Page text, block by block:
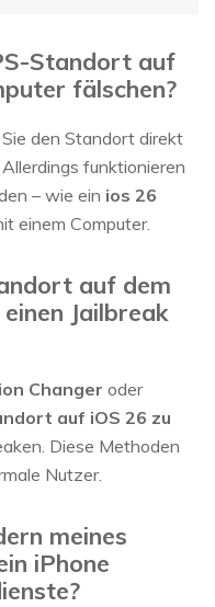
Standort auf
fälschen?
den Standort direkt
funktionieren
– wie ein ios 26
einem Computer.
auf dem
Jailbreak
Changer oder
auf iOS 26 zu
Diese Methoden
Nutzer.
meines
iPhone